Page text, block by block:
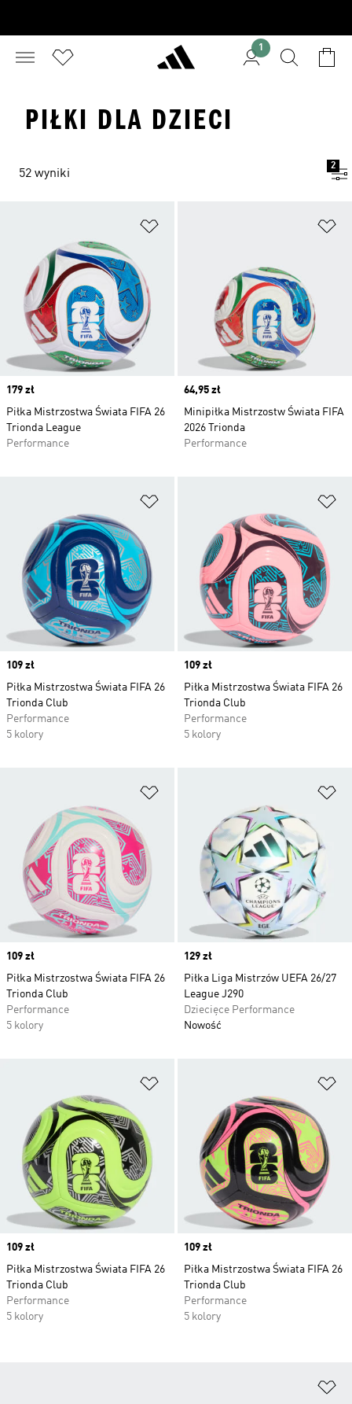
1
PIŁKI DLA DZIECI
52 wyniki
2
Price
179 zł
Piłka Mistrzostwa Świata FIFA 26
Trionda League
Performance
Price
64,95 zł
Minipiłka Mistrzostw Świata FIFA
2026 Trionda
Performance
Price
109 zł
Piłka Mistrzostwa Świata FIFA 26
Trionda Club
Performance
5 kolory
Price
109 zł
Piłka Mistrzostwa Świata FIFA 26
Trionda Club
Performance
5 kolory
Price
109 zł
Piłka Mistrzostwa Świata FIFA 26
Trionda Club
Performance
5 kolory
Price
129 zł
Piłka Liga Mistrzów UEFA 26/27
League J290
Dziecięce Performance
Nowość
Price
109 zł
Piłka Mistrzostwa Świata FIFA 26
Trionda Club
Performance
5 kolory
Price
109 zł
Piłka Mistrzostwa Świata FIFA 26
Trionda Club
Performance
5 kolory